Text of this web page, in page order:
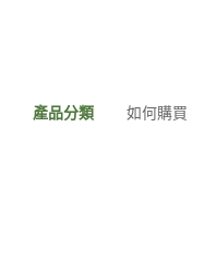
產品分類 如何購買